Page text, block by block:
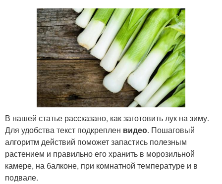
В нашей статье рассказано, как заготовить лук на зиму.
Для удобства текст подкреплен видео. Пошаговый
алгоритм действий поможет запастись полезным
растением и правильно его хранить в морозильной
камере, на балконе, при комнатной температуре и в
подвале.